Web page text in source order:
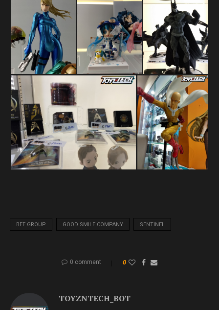
BEE GROUP GOOD SMILE COMPANY SENTINEL
0 comment 0
TOYZNTECH_BOT